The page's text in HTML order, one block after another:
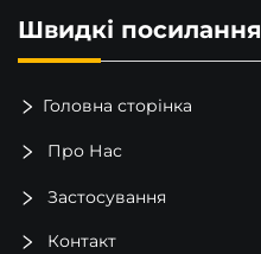
Швидкі посилання
Головна сторінка
Про Нас
Застосування
Контакт